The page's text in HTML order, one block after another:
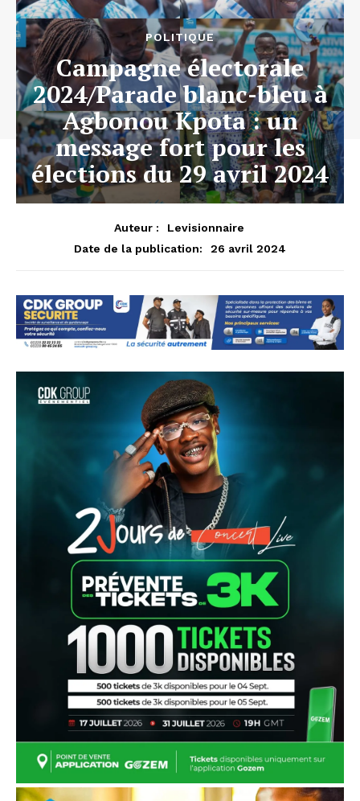
POLITIQUE
Campagne électorale
2024/Parade blanc-bleu à
Agbonou Kpota : un
message fort pour les
élections du 29 avril 2024
Auteur :
Levisionnaire
Date de la publication:
26 avril 2024